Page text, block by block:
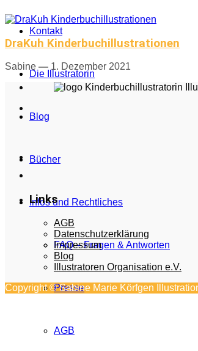
Kontakt
Die Illustratorin
Blog
Bücher
Infos und Rechtliches
FAQ – Fragen & Antworten
Presse
AGB
DraKuh Kinderbuchillustrationen
Sabine — 1. Dezember 2021
Links
AGB
Datenschutzerklärung
Impressum
Blog
Illustratoren Organisation e.V.
Copyright © Sabine Marie Körfgen